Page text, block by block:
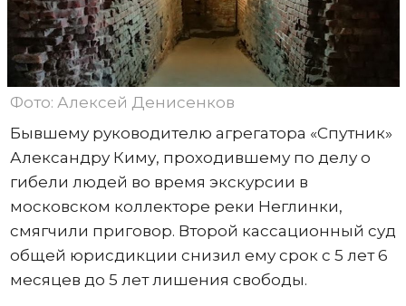
Фото: Алексей Денисенков
Бывшему руководителю агрегатора «Спутник»
Александру Киму, проходившему по делу о
гибели людей во время экскурсии в
московском коллекторе реки Неглинки,
смягчили приговор. Второй кассационный суд
общей юрисдикции снизил ему срок с 5 лет 6
месяцев до 5 лет лишения свободы.